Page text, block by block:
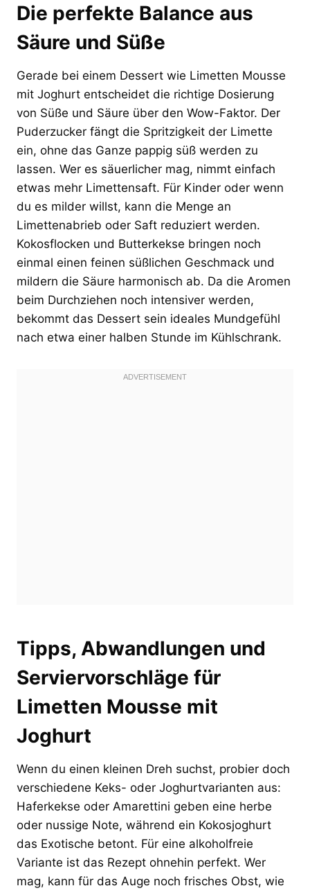
Die perfekte Balance aus
Säure und Süße
Gerade bei einem Dessert wie Limetten Mousse
mit Joghurt entscheidet die richtige Dosierung
von Süße und Säure über den Wow-Faktor. Der
Puderzucker fängt die Spritzigkeit der Limette
ein, ohne das Ganze pappig süß werden zu
lassen. Wer es säuerlicher mag, nimmt einfach
etwas mehr Limettensaft. Für Kinder oder wenn
du es milder willst, kann die Menge an
Limettenabrieb oder Saft reduziert werden.
Kokosflocken und Butterkekse bringen noch
einmal einen feinen süßlichen Geschmack und
mildern die Säure harmonisch ab. Da die Aromen
beim Durchziehen noch intensiver werden,
bekommt das Dessert sein ideales Mundgefühl
nach etwa einer halben Stunde im Kühlschrank.
Tipps, Abwandlungen und
Serviervorschläge für
Limetten Mousse mit
Joghurt
Wenn du einen kleinen Dreh suchst, probier doch
verschiedene Keks- oder Joghurtvarianten aus:
Haferkekse oder Amarettini geben eine herbe
oder nussige Note, während ein Kokosjoghurt
das Exotische betont. Für eine alkoholfreie
Variante ist das Rezept ohnehin perfekt. Wer
mag, kann für das Auge noch frisches Obst, wie